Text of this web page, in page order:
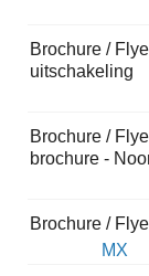
Brochure /
uitschakeling
Brochure /
brochure -
Brochure /
MX